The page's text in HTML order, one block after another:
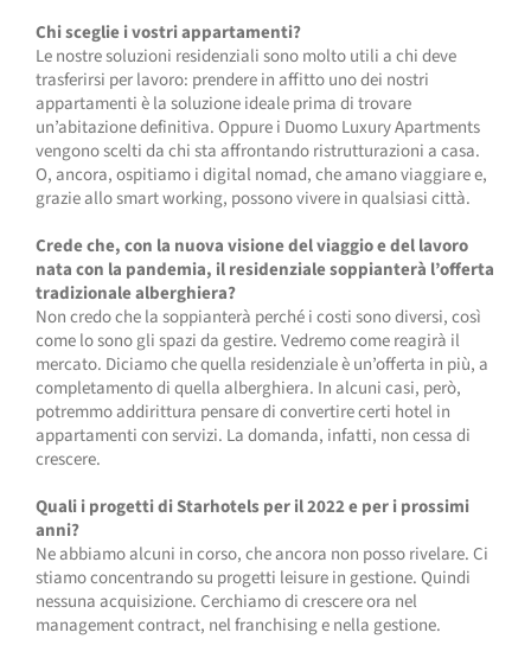
Chi sceglie i vostri appartamenti?
Le nostre soluzioni residenziali sono molto utili a chi deve
trasferirsi per lavoro: prendere in affitto uno dei nostri
appartamenti è la soluzione ideale prima di trovare
un’abitazione definitiva. Oppure i Duomo Luxury Apartments
vengono scelti da chi sta affrontando ristrutturazioni a casa.
O, ancora, ospitiamo i digital nomad, che amano viaggiare e,
grazie allo smart working, possono vivere in qualsiasi città.
Crede che, con la nuova visione del viaggio e del lavoro
nata con la pandemia, il residenziale soppianterà l’offerta
tradizionale alberghiera?
Non credo che la soppianterà perché i costi sono diversi, così
come lo sono gli spazi da gestire. Vedremo come reagirà il
mercato. Diciamo che quella residenziale è un’offerta in più, a
completamento di quella alberghiera. In alcuni casi, però,
potremmo addirittura pensare di convertire certi hotel in
appartamenti con servizi. La domanda, infatti, non cessa di
crescere.
Quali i progetti di Starhotels per il 2022 e per i prossimi
anni?
Ne abbiamo alcuni in corso, che ancora non posso rivelare. Ci
stiamo concentrando su progetti leisure in gestione. Quindi
nessuna acquisizione. Cerchiamo di crescere ora nel
management contract, nel franchising e nella gestione.